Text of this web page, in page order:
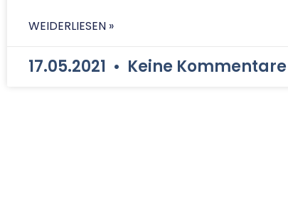
WEIDERLIESEN »
17.05.2021 Keine Kommentare